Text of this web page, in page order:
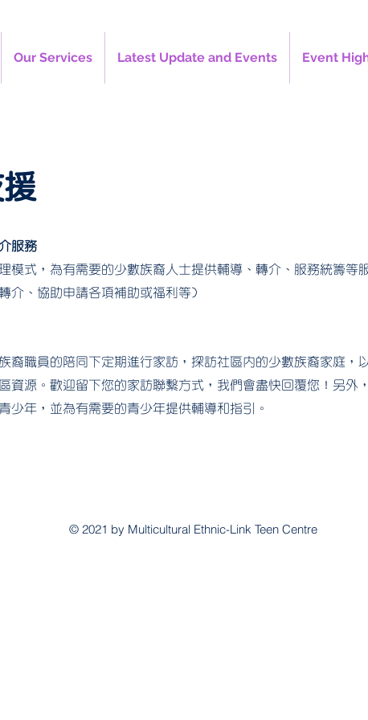
Our Services Latest Update and Events Event
服務
模式，為有需要的少數族裔人士提供輔導、轉介、服務統籌等
介、協助申請各項補助或福利等)
裔職員的陪同下定期進行家訪，探訪社區內的少數族裔家庭，
資源。歡迎留下您的家訪聯繫方式，我們會盡快回覆您！另外
少年，並為有需要的青少年提供輔導和指引。
© 2021 by Multicultural Ethnic-Link Teen Centre